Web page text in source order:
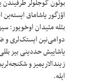
بوتون گوجلولر طرفیندن
اؤزگور یاشاماق ایسته‌ین
بئله مئیدان اوخویور:
دوامی‌نین ایستک‌لری و
یاشاییش حددینی بیز
زیندالاریمیز و
ایله.